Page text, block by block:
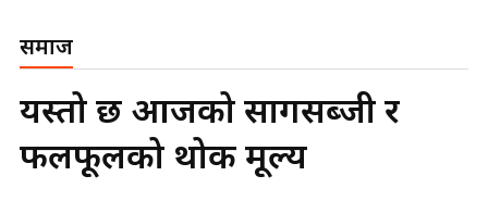
समाज
यस्तो छ आजको सागसब्जी र
फलफूलको थोक मूल्य